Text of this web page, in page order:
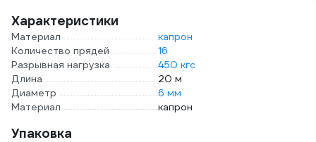
Характеристики
Материал
капрон
Количество прядей
16
Разрывная нагрузка
450 кгс
Длина
20 м
Диаметр
6 мм
Материал
капрон
Упаковка